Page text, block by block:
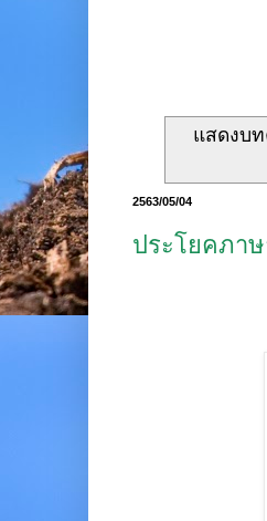
แสดงบ
2563/05/04
ประโยคภา